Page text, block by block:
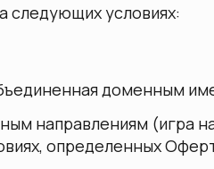
следующих условиях:
доменным
направлениям (игра
определенных